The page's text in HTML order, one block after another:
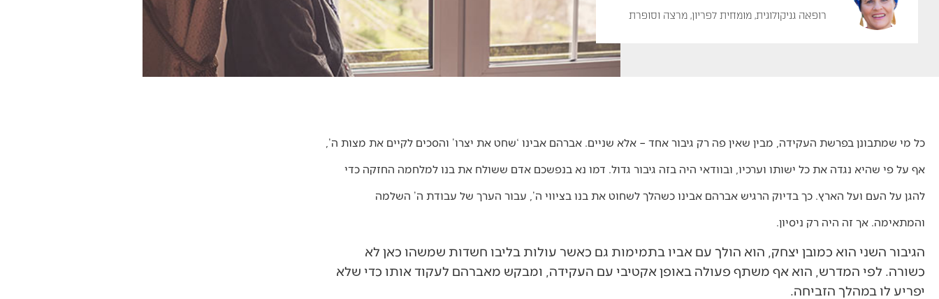
רופאה גניקולוגית, מומחית לפריון, מרצה וסופרת
כל מי שמתבונן בפרשת העקידה, מבין שאין פה רק גיבור אחד – אלא שניים. אברהם אבינו ‘שחט את יצרו’ והסכים לקיים את מצות ה’,
אף על פי שהיא נגדה את כל ישותו וערכיו, ובוודאי היה בזה גיבור גדול. דמו נא בנפשכם אדם ששולח את בנו למלחמה החזקה כדי
להגן על העם ועל הארץ. כך בדיוק הרגיש אברהם אבינו כשהלך לשחוט את בנו בציווי ה’, עבור הערך של עבודת ה’ השלמה
והמתאימה. אך זה היה רק ניסיון.
הגיבור השני הוא כמובן יצחק, הוא הולך עם אביו בתמימות גם כאשר עולות בליבו חשדות שמשהו כאן לא
כשורה. לפי המדרש, הוא אף משתף פעולה באופן אקטיבי עם העקידה, ומבקש מאברהם לעקוד אותו כדי שלא
יפריע לו במהלך הזביחה.